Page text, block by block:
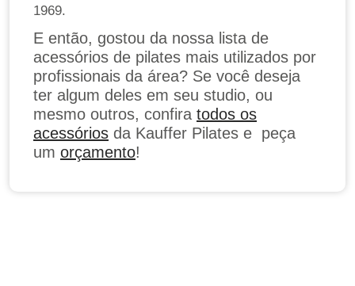
1969.
E então, gostou da nossa lista de
acessórios de pilates mais utilizados por
profissionais da área? Se você deseja
ter algum deles em seu studio, ou
mesmo outros, confira todos os
acessórios da Kauffer Pilates e peça
um orçamento!